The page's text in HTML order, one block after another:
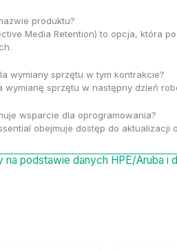
produktu?
Media Retention) to opcja, która
wymiany sprzętu w tym kontrakcie?
wymianę sprzętu w następny dzień
wsparcie dla oprogramowania?
obejmuje dostęp do
na podstawie danych HPE/Aruba